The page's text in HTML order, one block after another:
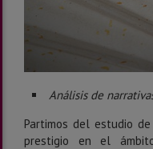
Análisis de
Partimos del estudio
prestigio en el